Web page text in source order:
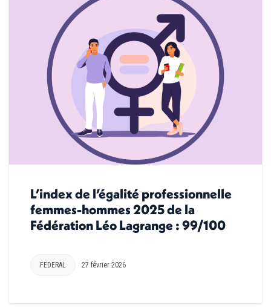
L’index de l’égalité professionnelle
femmes-hommes 2025 de la
Fédération Léo Lagrange : 99/100
FEDERAL 27 février 2026